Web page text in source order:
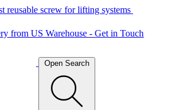
reusable screw for lifting systems
from US Warehouse - Get in Touch
Open Search